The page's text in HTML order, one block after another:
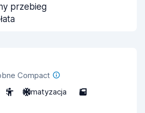
przebieg
Compact
5 Klimatyzacja 5